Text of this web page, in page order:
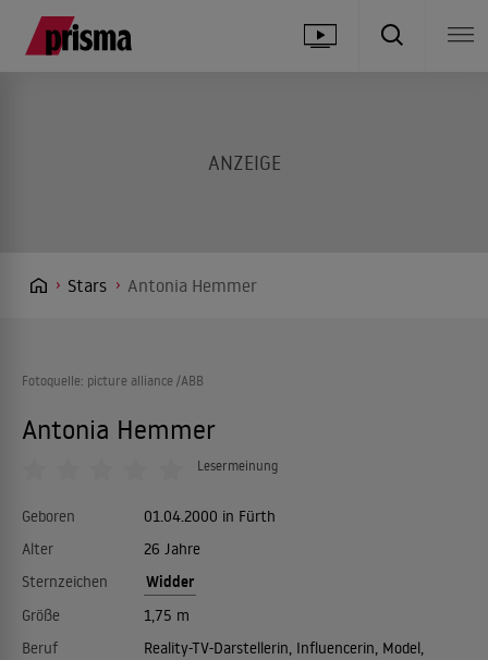
Stars Antonia Hemmer
Fotoquelle: picture alliance /ABB
Antonia Hemmer
Lesermeinung
Geboren
01.04.2000 in Fürth
Alter
26 Jahre
Sternzeichen
Widder
Größe
1,75 m
Beruf
Reality-TV-Darstellerin, Influencerin, Model,